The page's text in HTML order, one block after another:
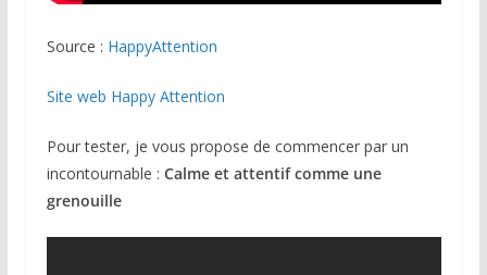
Source : HappyAttention
Site web Happy Attention
Pour tester, je vous propose de commencer par un
incontournable : Calme et attentif comme une
grenouille